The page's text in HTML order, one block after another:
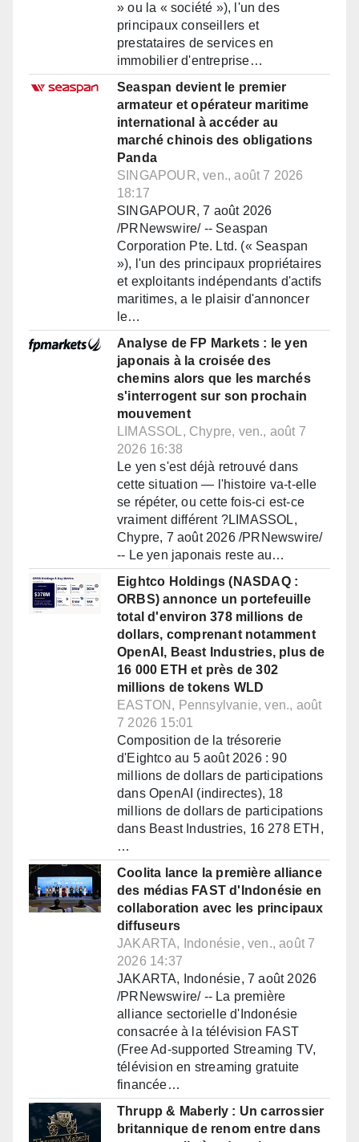
» ou la « société »), l'un des
principaux conseillers et
prestataires de services en
immobilier d'entreprise…
Seaspan devient le premier
armateur et opérateur maritime
international à accéder au
marché chinois des obligations
Panda
SINGAPOUR, ven., août 7 2026
18:17
SINGAPOUR, 7 août 2026
/PRNewswire/ -- Seaspan
Corporation Pte. Ltd. (« Seaspan
»), l'un des principaux propriétaires
et exploitants indépendants d'actifs
maritimes, a le plaisir d'annoncer
le…
Analyse de FP Markets : le yen
japonais à la croisée des
chemins alors que les marchés
s'interrogent sur son prochain
mouvement
LIMASSOL, Chypre, ven., août 7
2026 16:38
Le yen s'est déjà retrouvé dans
cette situation — l'histoire va-t-elle
se répéter, ou cette fois-ci est-ce
vraiment différent ?LIMASSOL,
Chypre, 7 août 2026 /PRNewswire/
-- Le yen japonais reste au…
Eightco Holdings (NASDAQ :
ORBS) annonce un portefeuille
total d'environ 378 millions de
dollars, comprenant notamment
OpenAI, Beast Industries, plus de
16 000 ETH et près de 302
millions de tokens WLD
EASTON, Pennsylvanie, ven., août
7 2026 15:01
Composition de la trésorerie
d'Eightco au 5 août 2026 : 90
millions de dollars de participations
dans OpenAI (indirectes), 18
millions de dollars de participations
dans Beast Industries, 16 278 ETH,
…
Coolita lance la première alliance
des médias FAST d'Indonésie en
collaboration avec les principaux
diffuseurs
JAKARTA, Indonésie, ven., août 7
2026 14:37
JAKARTA, Indonésie, 7 août 2026
/PRNewswire/ -- La première
alliance sectorielle d'Indonésie
consacrée à la télévision FAST
(Free Ad-supported Streaming TV,
télévision en streaming gratuite
financée…
Thrupp & Maberly : Un carrossier
britannique de renom entre dans